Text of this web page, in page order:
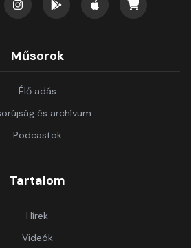
Műsorok
Élő adás
és archívum
Podcastok
Tartalom
Hírek
Videók